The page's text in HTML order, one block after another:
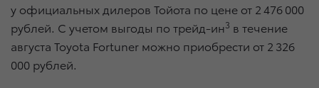
у официальных дилеров Тойота по цене от 2 476 000
рублей. С учетом выгоды по трейд-ин3 в течение
августа Toyota Fortuner можно приобрести от 2 326
000 рублей.